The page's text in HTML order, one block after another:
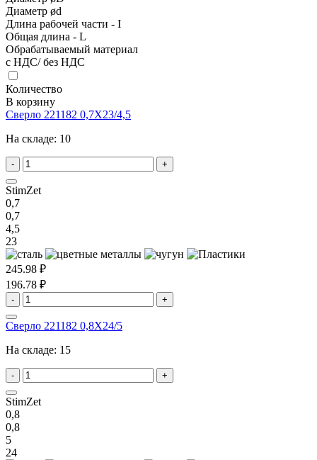
Диаметр ød
Длина рабочей части - I
Общая длина - L
Обрабатываемый материал
с НДС/ без НДС
Количество
В корзину
Сверло 221182 0,7X23/4,5
На складе: 10
- +
StimZet
0,7
0,7
4,5
23
245.98 ₽
196.78 ₽
- +
Сверло 221182 0,8X24/5
На складе: 15
- +
StimZet
0,8
0,8
5
24